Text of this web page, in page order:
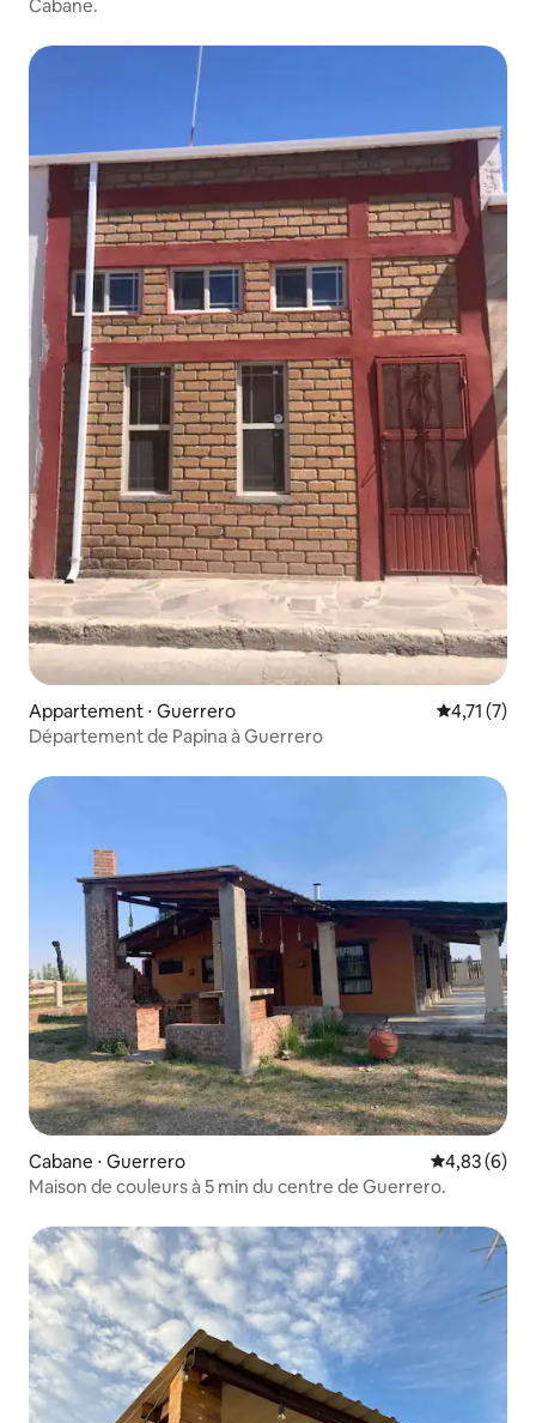
Cabane.
Appartement ⋅ Guerrero Évaluation
4,71 (7)
Département de Papina à Guerrero
Cabane ⋅ Guerrero Évaluation
4,83 (6)
Maison de couleurs à 5 min du centre de Guerrero.